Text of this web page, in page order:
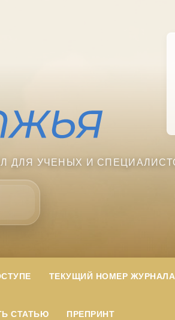
ДЛЯ УЧЕНЫХ И
ТЕКУЩИЙ НОМЕР ЖУРНАЛА
СТАТЬЮ ПРЕПРИНТ